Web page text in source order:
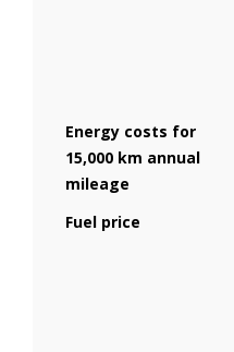
Energy costs for
15,000 km annual
mileage
Fuel price